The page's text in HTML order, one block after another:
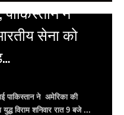
दिवस समारोह,
ने बांधा समां…
का भव्य आयोजन, उमड़ा जन
भजनलाल शर्मा और उप